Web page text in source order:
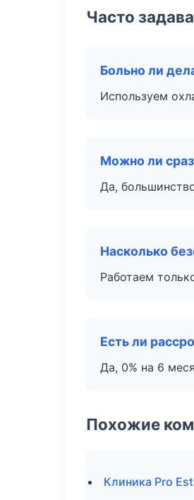
Часто
Больно ли
Используем
Можно ли
Да,
Насколько
Работаем
Есть ли
Да, 0% на 6
Похожие
Клиника Pro